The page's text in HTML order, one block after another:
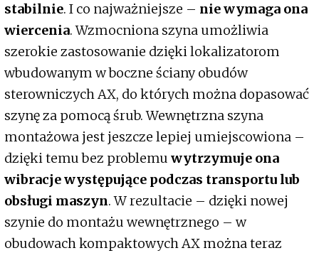
stabilnie. I co najważniejsze – nie wymaga ona
wiercenia. Wzmocniona szyna umożliwia
szerokie zastosowanie dzięki lokalizatorom
wbudowanym w boczne ściany obudów
sterowniczych AX, do których można dopasować
szynę za pomocą śrub. Wewnętrzna szyna
montażowa jest jeszcze lepiej umiejscowiona –
dzięki temu bez problemu wytrzymuje ona
wibracje występujące podczas transportu lub
obsługi maszyn. W rezultacie – dzięki nowej
szynie do montażu wewnętrznego – w
obudowach kompaktowych AX można teraz